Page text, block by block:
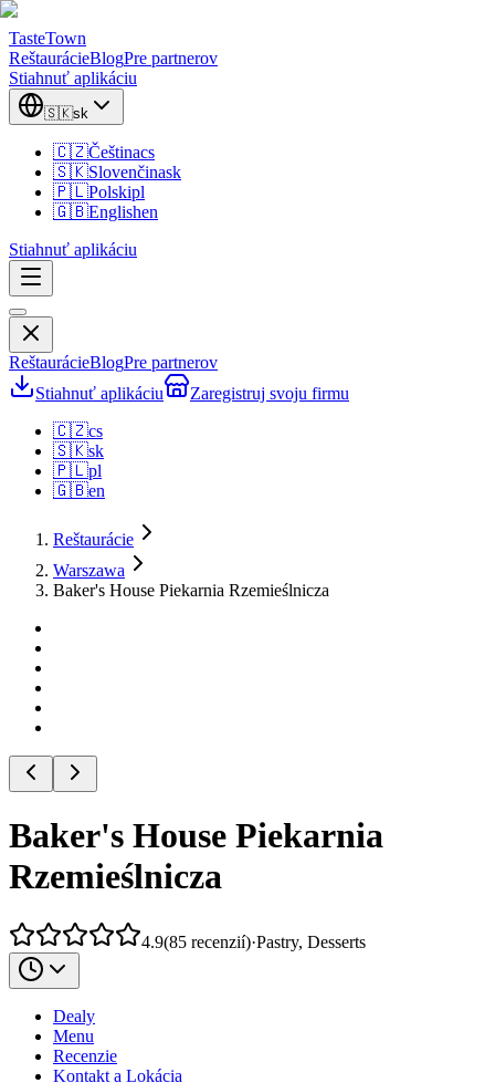
TasteTown
ReštaurácieBlogPre partnerov
Stiahnuť aplikáciu
🇸🇰sk
🇨🇿Češtinacs
🇸🇰Slovenčinask
🇵🇱Polskipl
🇬🇧Englishen
Stiahnuť aplikáciu
ReštaurácieBlogPre partnerov
Stiahnuť aplikáciu
Zaregistruj svoju firmu
🇨🇿cs
🇸🇰sk
🇵🇱pl
🇬🇧en
Reštaurácie
Warszawa
Baker's House Piekarnia Rzemieślnicza
Baker's House Piekarnia
Rzemieślnicza
4.9(85 recenzií)·Pastry, Desserts
Dealy
Menu
Recenzie
Kontakt a Lokácia